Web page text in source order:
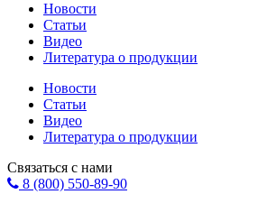
Новости
Статьи
Видео
Литература о продукции
Новости
Статьи
Видео
Литература о продукции
Связаться с нами
8 (800) 550-89-90